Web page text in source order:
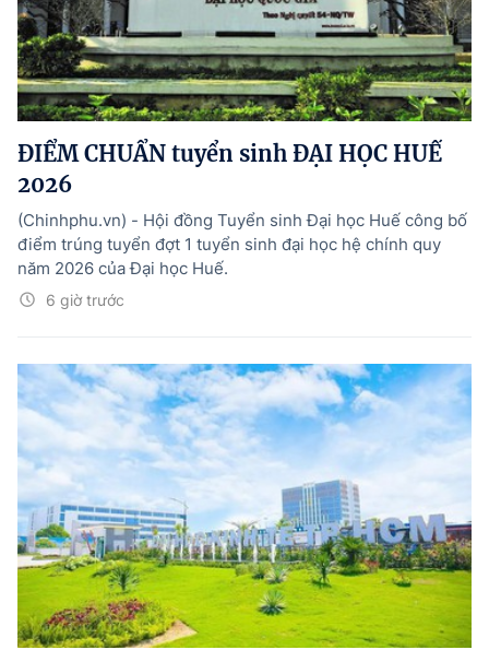
ĐIỂM CHUẨN tuyển sinh ĐẠI HỌC HUẾ
2026
6 giờ trước
(Chinhphu.vn) - Hội đồng Tuyển sinh Đại học Huế công bố
điểm trúng tuyển đợt 1 tuyển sinh đại học hệ chính quy
năm 2026 của Đại học Huế.